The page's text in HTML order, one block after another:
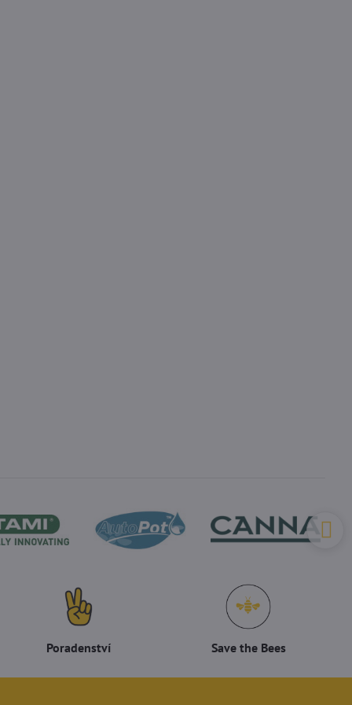
Poradenství Save the Bees